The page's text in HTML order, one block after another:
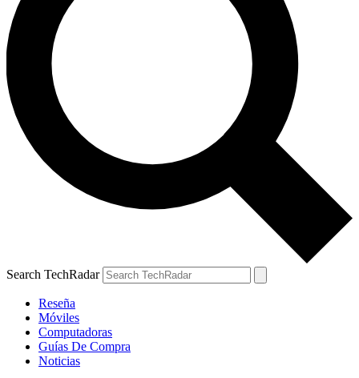
Search TechRadar
Reseña
Móviles
Computadoras
Guías De Compra
Noticias